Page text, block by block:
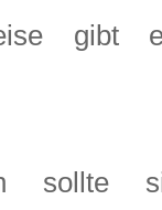
sollte